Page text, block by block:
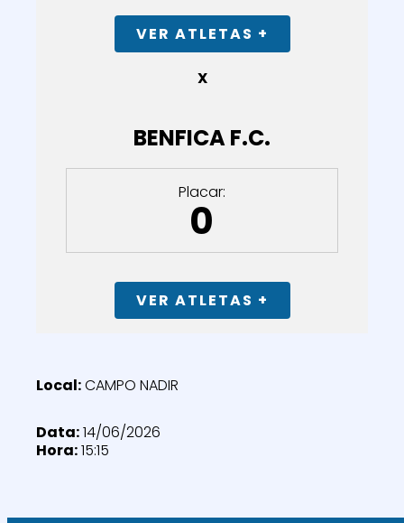
VER ATLETAS +
X
BENFICA F.C.
Placar:
0
VER ATLETAS +
Local:CAMPO NADIR
Data:14/06/2026
Hora:15:15